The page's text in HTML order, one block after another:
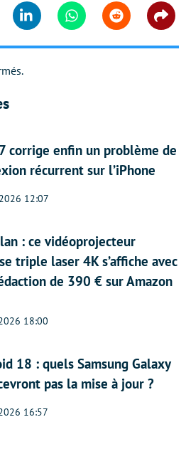
Linkedin WhatsappReddit
corrige enfin un problème de
récurrent sur l’iPhone
12:07
: ce vidéoprojecteur
triple laser 4K s’affiche avec
de 390 € sur Amazon
18:00
18 : quels Samsung Galaxy
pas la mise à jour ?
16:57